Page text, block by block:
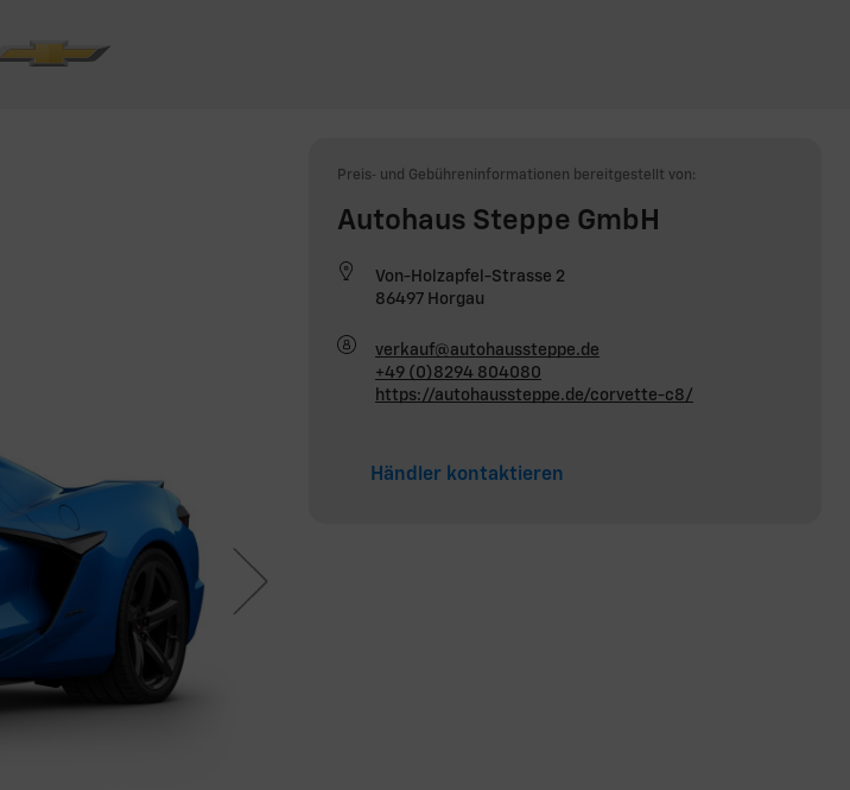
Preis‑ und Gebühreninformationen bereitgestellt von:
Autohaus Steppe GmbH
Von-Holzapfel-Strasse 2
86497 Horgau
verkauf@autohaussteppe.de
+49 (0)8294 804080
https://autohaussteppe.de/corvette-c8/
Händler kontaktieren